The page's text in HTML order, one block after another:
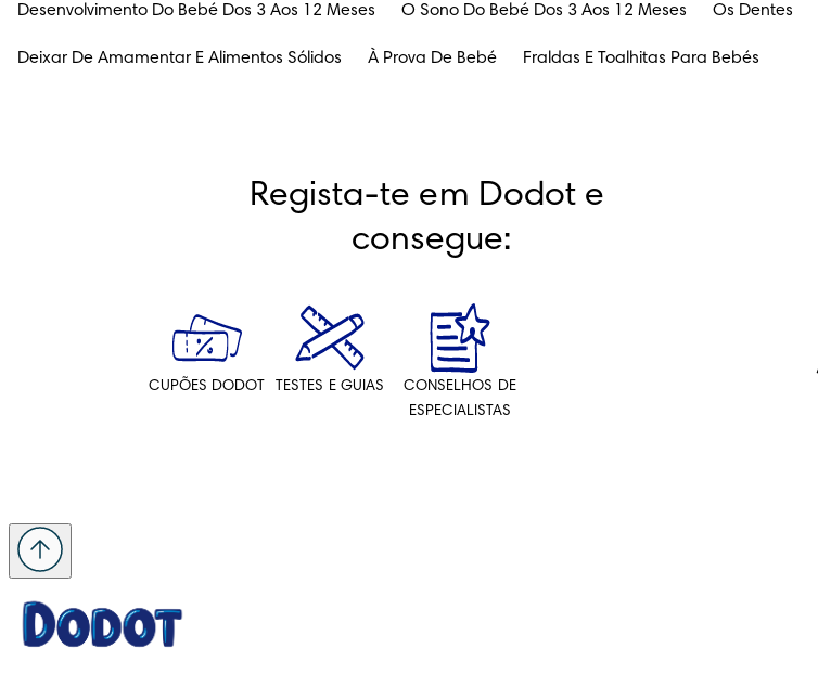
Desenvolvimento Do Bebé Dos 3 Aos 12 Meses O Sono Do Bebé Dos 3 Aos 12 Meses Os Dentes
Deixar De Amamentar E Alimentos Sólidos À Prova De Bebé Fraldas E Toalhitas Para Bebés
Regista-te em Dodot e
consegue:
CUPÕES DODOT TESTES E GUIAS
CONSELHOS DE
ESPECIALISTAS